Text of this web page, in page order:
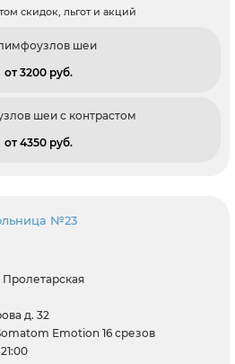
скидок, льгот и акций
шеи
от 3200 pуб.
шеи с контрастом
от 4350 pуб.
№23
Пролетарская
д. 32
Emotion 16 срезов